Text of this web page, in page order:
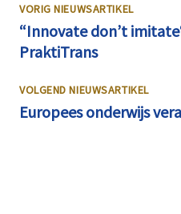
VORIG NIEUWSARTIKEL
“Innovate don’t
PraktiTrans
VOLGEND NIEUWSARTIKEL
Europees onderwijs